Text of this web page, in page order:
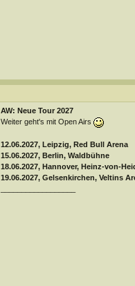
AW: Neue Tour 2027
Weiter geht's mit Open Airs
12.06.2027, Leipzig, Red Bull Arena
15.06.2027, Berlin, Waldbühne
18.06.2027, Hannover, Heinz-von-
19.06.2027, Gelsenkirchen, Veltins